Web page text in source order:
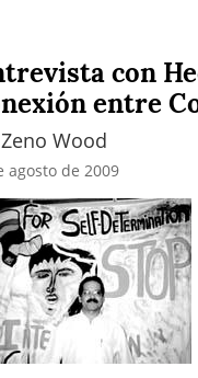
con
entre
Zeno Wood
agosto de 2009